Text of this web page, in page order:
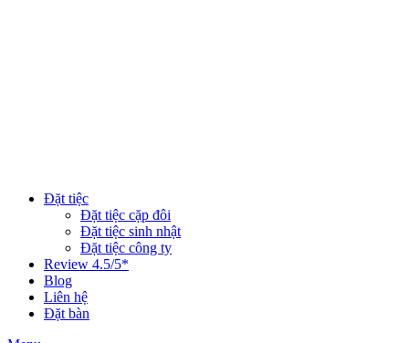
Đặt tiệc
Đặt tiệc cặp đôi
Đặt tiệc sinh nhật
Đặt tiệc công ty
Review 4.5/5*
Blog
Liên hệ
Đặt bàn